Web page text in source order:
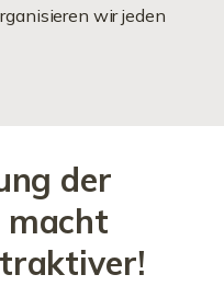
wir jeden
der
macht